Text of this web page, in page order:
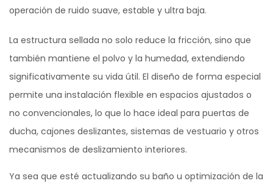
operación de ruido suave, estable y ultra baja.
La estructura sellada no solo reduce la fricción, sino que
también mantiene el polvo y la humedad, extendiendo
significativamente su vida útil. El diseño de forma especial
permite una instalación flexible en espacios ajustados o
no convencionales, lo que lo hace ideal para puertas de
ducha, cajones deslizantes, sistemas de vestuario y otros
mecanismos de deslizamiento interiores.
Ya sea que esté actualizando su baño u optimización de la